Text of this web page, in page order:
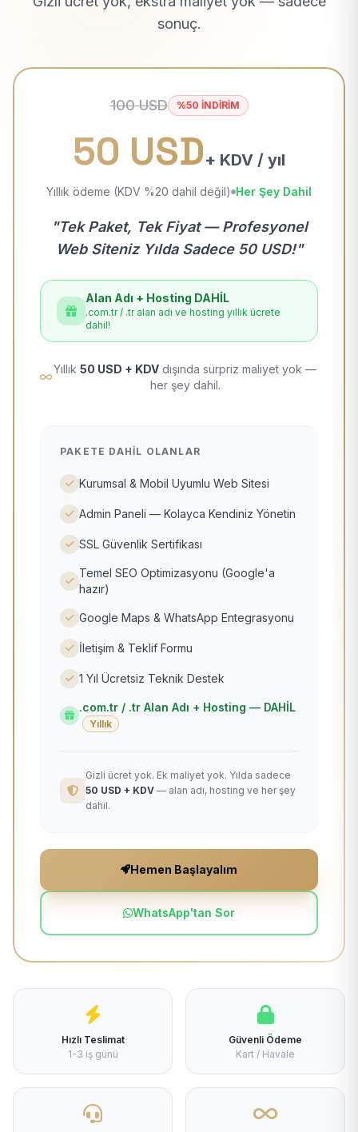
sonuç.
100 USD %50 İNDİRİM
50 USD+ KDV / yıl
Yıllık ödeme (KDV %20 dahil değil) Her Şey Dahil
"Tek Paket, Tek Fiyat — Profesyonel
Web Siteniz Yılda Sadece 50 USD!"
Alan Adı + Hosting DAHİL
.com.tr / .tr alan adı ve hosting yıllık ücrete
dahil!
Yıllık 50 USD + KDV dışında sürpriz maliyet yok —
her şey dahil.
PAKETE DAHIL OLANLAR
Kurumsal & Mobil Uyumlu Web Sitesi
Admin Paneli — Kolayca Kendiniz Yönetin
SSL Güvenlik Sertifikası
Temel SEO Optimizasyonu (Google'a
hazır)
Google Maps & WhatsApp Entegrasyonu
İletişim & Teklif Formu
1 Yıl Ücretsiz Teknik Destek
.com.tr / .tr Alan Adı + Hosting — DAHİL
Yıllık
Gizli ücret yok. Ek maliyet yok. Yılda sadece
50 USD + KDV — alan adı, hosting ve her şey
dahil.
Hemen Başlayalım
WhatsApp'tan Sor
Hızlı Teslimat
1-3 iş günü
Güvenli Ödeme
Kart / Havale